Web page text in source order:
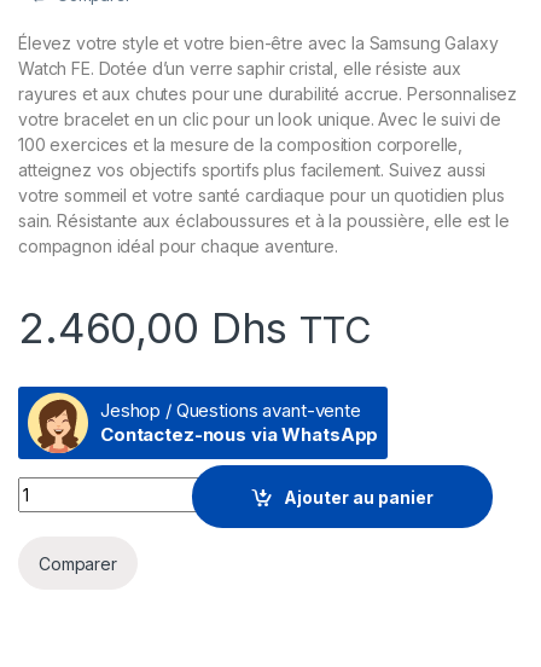
Élevez votre style et votre bien-être avec la Samsung Galaxy
Watch FE. Dotée d’un verre saphir cristal, elle résiste aux
rayures et aux chutes pour une durabilité accrue. Personnalisez
votre bracelet en un clic pour un look unique. Avec le suivi de
100 exercices et la mesure de la composition corporelle,
atteignez vos objectifs sportifs plus facilement. Suivez aussi
votre sommeil et votre santé cardiaque pour un quotidien plus
sain. Résistante aux éclaboussures et à la poussière, elle est le
compagnon idéal pour chaque aventure.
2.460,00 Dhs TTC
Jeshop / Questions avant-vente
Contactez-nous via WhatsApp
Montre connectée Samsung Galaxy FE (Bluetooth, 40mm)
Ajouter au panier
Comparer